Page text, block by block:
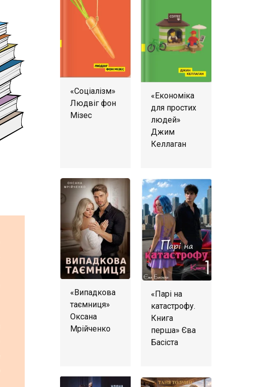
«Соціалізм»
Людвіг фон
Мізес
«Економіка
для простих
людей»
Джим
Келлаган
«Випадкова
таємниця»
Оксана
Мрійченко
«Парі на
катастрофу.
Книга
перша» Єва
Басіста